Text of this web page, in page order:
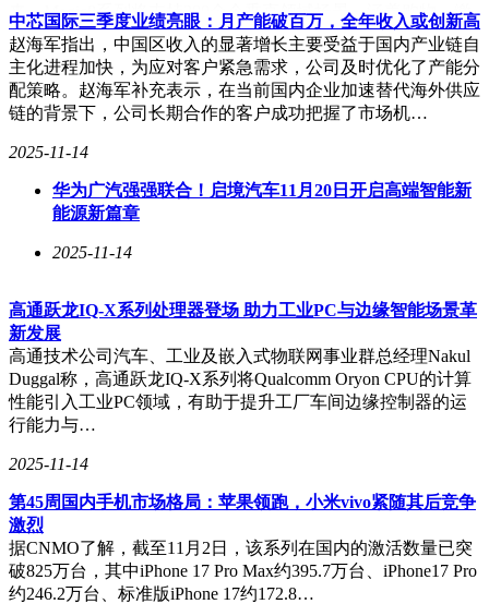
来，Magic8系列将支持200余个垂直领域场景，涵盖购物、缴
费、出行等日常需求；同时覆盖3000个以上通用场景，兼容主
流应用的Top100功能。荣耀Magic8系列已确定于10月正式发
布，其技术突破与生态布局或将成为高端市场的关键变量。
中芯国际三季度业绩亮眼：月产能破百万，全年收入或创新高
赵海军指出，中国区收入的显著增长主要受益于国内产业链自
主化进程加快，为应对客户紧急需求，公司及时优化了产能分
配策略。赵海军补充表示，在当前国内企业加速替代海外供应
链的背景下，公司长期合作的客户成功把握了市场机…
2025-11-14
华为广汽强强联合！启境汽车11月20日开启高端智能新
能源新篇章
2025-11-14
高通跃龙IQ-X系列处理器登场 助力工业PC与边缘智能场景革
新发展
高通技术公司汽车、工业及嵌入式物联网事业群总经理Nakul
Duggal称，高通跃龙IQ-X系列将Qualcomm Oryon CPU的计算
性能引入工业PC领域，有助于提升工厂车间边缘控制器的运
行能力与…
2025-11-14
第45周国内手机市场格局：苹果领跑，小米vivo紧随其后竞争
激烈
据CNMO了解，截至11月2日，该系列在国内的激活数量已突
破825万台，其中iPhone 17 Pro Max约395.7万台、iPhone17 Pro
约246.2万台、标准版iPhone 17约172.8…